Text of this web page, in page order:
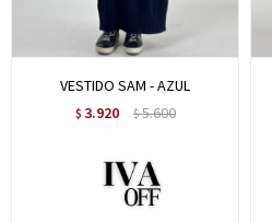
VESTIDO SAM - AZUL
$ 3.920 $5.600